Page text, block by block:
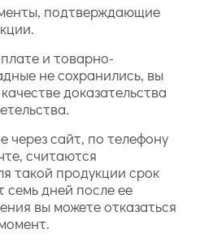
подтверждающие
и товарно-
не сохранились, вы
доказательства
через сайт, по телефону
считаются
такой продукции срок
семь дней после ее
вы можете отказаться